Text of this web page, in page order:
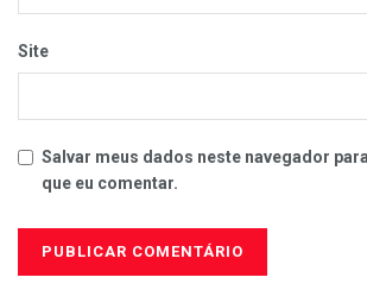
Site
Salvar meus dados neste navegador
que eu comentar.